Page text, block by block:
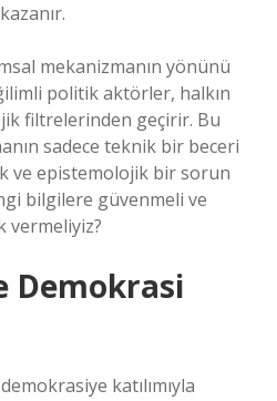
mekanizmanın yönünü
politik aktörler, halkın
filtrelerinden geçirir. Bu
sadece teknik bir beceri
ve epistemolojik bir sorun
bilgilere güvenmeli ve
vermeliyiz?
Demokrasi
katılımıyla